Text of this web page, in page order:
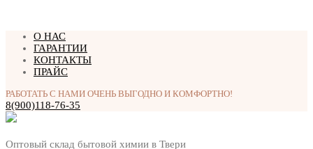
Перейти
содержимому
О НАС
ГАРАНТИИ
КОНТАКТЫ
ПРАЙС
РАБОТАТЬ С НАМИ ОЧЕНЬ ВЫГОДНО И КОМФОРТНО!
8(900)118-76-35
Оптовый склад бытовой химии в Твери